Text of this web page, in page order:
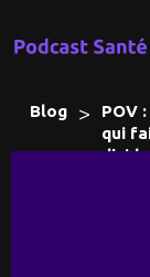
Blog >
POV
qui